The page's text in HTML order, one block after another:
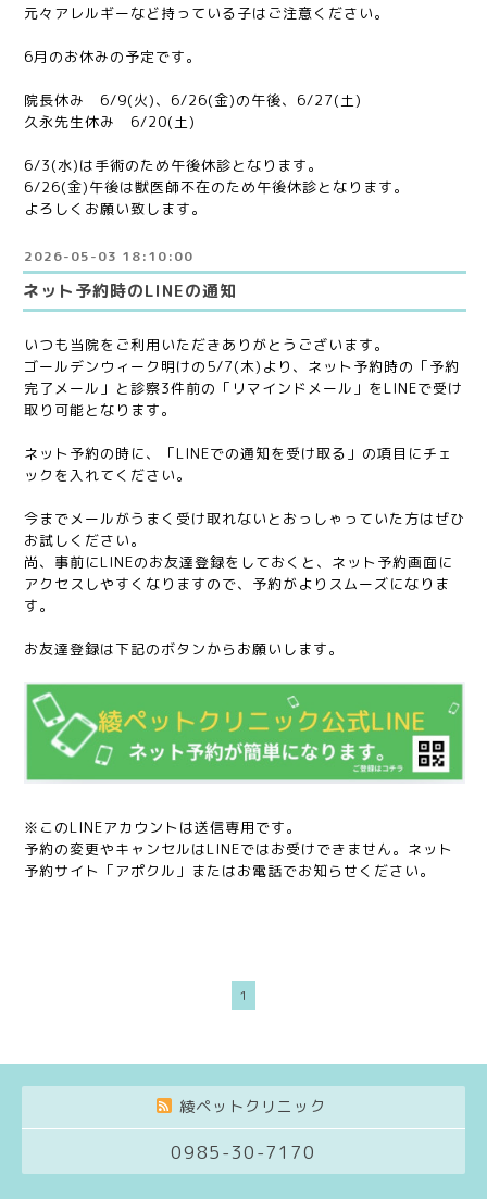
元々アレルギーなど持っている子はご注意ください。
6月のお休みの予定です。
院長休み 6/9(火)、6/26(金)の午後、6/27(土)
久永先生休み 6/20(土)
6/3(水)は手術のため午後休診となります。
6/26(金)午後は獣医師不在のため午後休診となります。
よろしくお願い致します。
2026-05-03 18:10:00
ネット予約時のLINEの通知
いつも当院をご利用いただきありがとうございます。
ゴールデンウィーク明けの5/7(木)より、ネット予約時の「予約
完了メール」と診察3件前の「リマインドメール」をLINEで受け
取り可能となります。
ネット予約の時に、「LINEでの通知を受け取る」の項目にチェ
ックを入れてください。
今までメールがうまく受け取れないとおっしゃっていた方はぜひ
お試しください。
尚、事前にLINEのお友達登録をしておくと、ネット予約画面に
アクセスしやすくなりますので、予約がよりスムーズになりま
す。
お友達登録は下記のボタンからお願いします。
※このLINEアカウントは送信専用です。
予約の変更やキャンセルはLINEではお受けできません。ネット
予約サイト「アポクル」またはお電話でお知らせください。
1
綾ペットクリニック
0985-30-7170